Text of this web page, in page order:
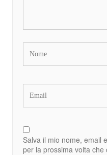
Salva il mio nome, email
per la prossima volta che